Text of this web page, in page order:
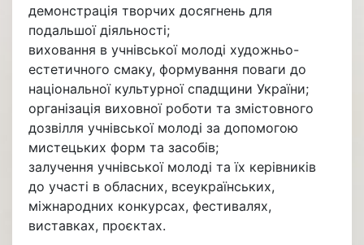
демонстрація творчих досягнень для
подальшої діяльності;
виховання в учнівської молоді художньо-
естетичного смаку, формування поваги до
національної культурної спадщини України;
організація виховної роботи та змістовного
дозвілля учнівської молоді за допомогою
мистецьких форм та засобів;
залучення учнівської молоді та їх керівників
до участі в обласних, всеукраїнських,
міжнародних конкурсах, фестивалях,
виставках, проєктах.